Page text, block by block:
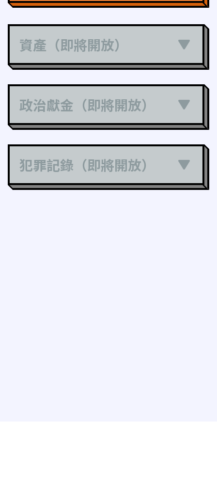
資產（即將開放）
政治獻金（即將開放）
犯罪記錄（即將開放）